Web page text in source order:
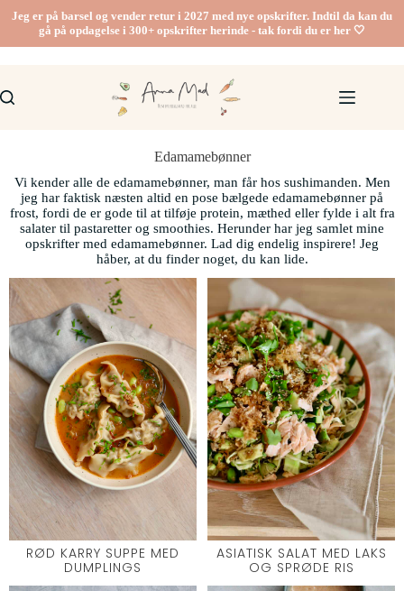
Jeg er på barsel og vender retur i 2027 med nye opskrifter. Indtil da kan du
gå på opdagelse i 300+ opskrifter herinde - tak fordi du er her 🤍
Edamamebønner
Vi kender alle de edamamebønner, man får hos sushimanden. Men
jeg har faktisk næsten altid en pose bælgede edamamebønner på
frost, fordi de er gode til at tilføje protein, mæthed eller fylde i alt fra
salater til pastaretter og smoothies. Herunder har jeg samlet mine
opskrifter med edamamebønner. Lad dig endelig inspirere! Jeg
håber, at du finder noget, du kan lide.
RØD KARRY SUPPE MED
DUMPLINGS
ASIATISK SALAT MED LAKS
OG SPRØDE RIS